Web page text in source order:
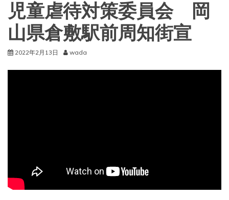
児童虐待対策委員会 岡
山県倉敷駅前周知街宣
2022年2月13日 wada